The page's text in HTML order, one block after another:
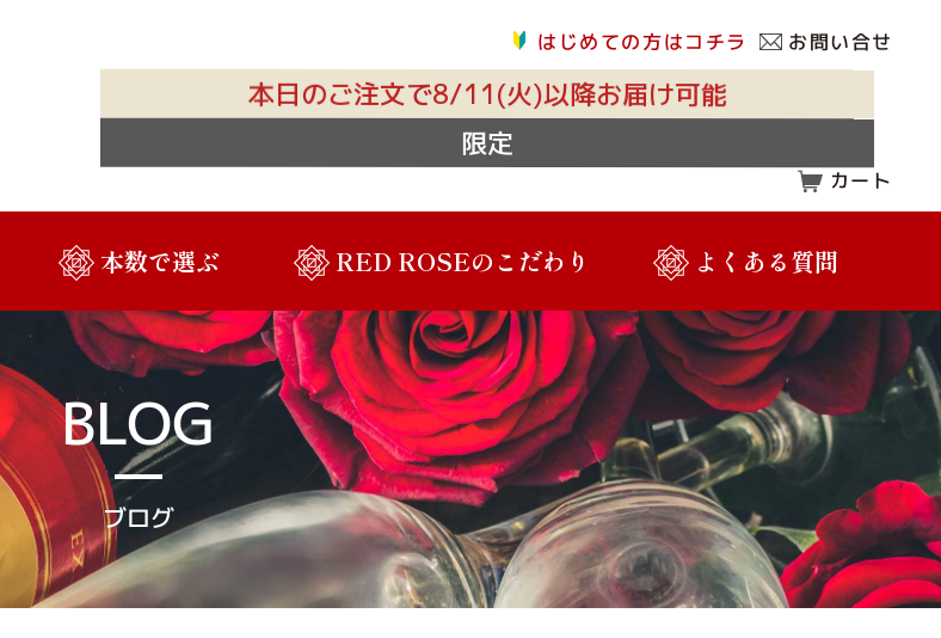
はじめての方はコチラ お問い合せ
本日のご注文で8/11(火)以降お届け可能
限定
カート
本数で選ぶ RED ROSEのこだわり よくある質問
BLOG
ブログ